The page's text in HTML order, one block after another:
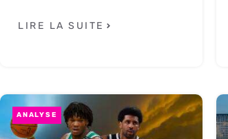
LIRE LA SUITE
ANALYSE